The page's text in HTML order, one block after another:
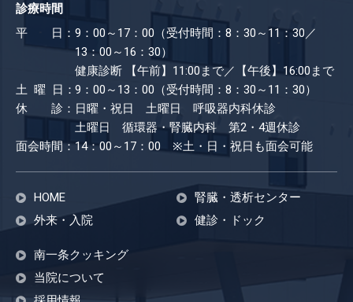
診療時間
平 日： 9：00～17：00（受付時間：8：30～11：30／
13：00～16：30）
健康診断
【午前】11:00まで／【午後】16:00まで
土 曜 日：9：00～13：00（受付時間：8：30～11：30）
休 診： 日曜・祝日 土曜日 呼吸器内科休診
土曜日 循環器・腎臓内科 第2・4週休診
面会時間：14：00～17：00 ※土・日・祝日も​面会可能
HOME
外来・入院
腎臓・透析センター
健診・ドック
南一条クッキング
当院について